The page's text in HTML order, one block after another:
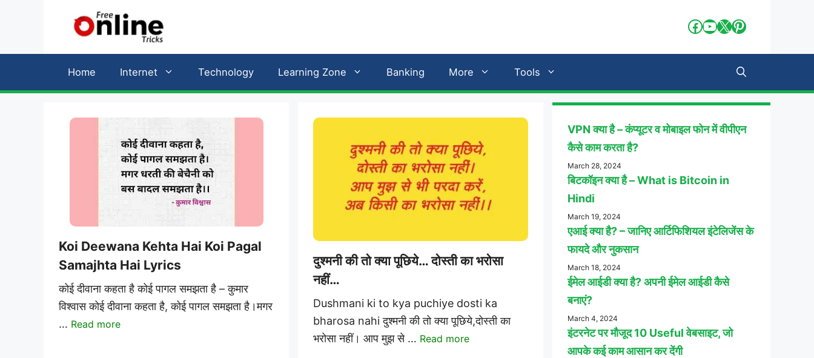
Facebook
YouTube
X Pinterest
Home Internet Technology Learning Zone Banking More Tools
Koi Deewana Kehta Hai Koi Pagal
Samajhta Hai Lyrics
कोई दीवाना कहता है कोई पागल समझता है – कुमार
विश्वास कोई दीवाना कहता है, कोई पागल समझता है।मगर
… Read more
दुश्मनी की तो क्या पूछिये… दोस्ती का भरोसा
नहीं…
Dushmani ki to kya puchiye dosti ka
bharosa nahi दुश्मनी की तो क्या पूछिये,दोस्ती का
भरोसा नहीं। आप मुझ से … Read more
VPN क्या है – कंप्यूटर व मोबाइल फोन में वीपीएन
कैसे काम करता है?
March 28, 2024
बिटकॉइन क्या है – What is Bitcoin in
Hindi
March 19, 2024
एआई क्या है? – जानिए आर्टिफिशियल इंटेलिजेंस के
फायदे और नुकसान
March 18, 2024
ईमेल आईडी क्या है? अपनी ईमेल आईडी कैसे
बनाएं?
March 4, 2024
इंटरनेट पर मौजूद 10 Useful वेबसाइट, जो
आपके कई काम आसान कर देंगी